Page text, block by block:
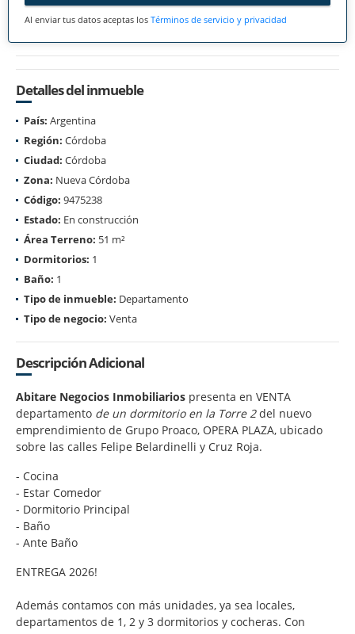
Al enviar tus datos aceptas los Términos de servicio y privacidad
Detalles del inmueble
País: Argentina
Región: Córdoba
Ciudad: Córdoba
Zona: Nueva Córdoba
Código: 9475238
Estado: En construcción
Área Terreno: 51 m²
Dormitorios: 1
Baño: 1
Tipo de inmueble: Departamento
Tipo de negocio: Venta
Descripción Adicional
Abitare Negocios Inmobiliarios presenta en VENTA
departamento de un dormitorio en la Torre 2del nuevo
emprendimiento de Grupo Proaco, OPERA PLAZA, ubicado
sobre las calles Felipe Belardinelli y Cruz Roja.
- Cocina
- Estar Comedor
- Dormitorio Principal
- Baño
- Ante Baño
ENTREGA 2026!
Además contamos con más unidades, ya sea locales,
departamentos de 1, 2 y 3 dormitorios y cocheras. Con